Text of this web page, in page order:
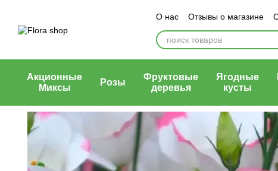
О нас Отзывы о магазине
Блог магазина
Публичный
Акционные
Миксы
Розы
Фруктовые
деревья
Ягодные
кусты